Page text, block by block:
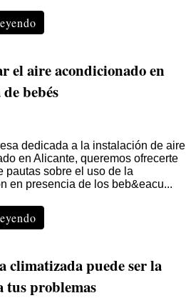
el aire acondicionado en
bebés
dedicada a la instalación de aire
en Alicante, queremos ofrecerte
pautas sobre el uso de la
en presencia de los beb&eacu...
climatizada puede ser la
tus problemas